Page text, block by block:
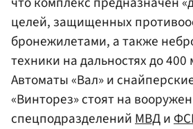
целей, защищенных
бронежилетами, а также
техники на дальностях до 400
Автоматы «Вал» и
«Винторез» стоят на
спецподразделенийМВДи